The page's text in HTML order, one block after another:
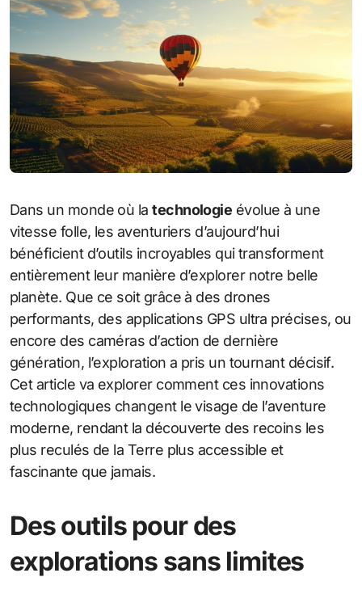
Dans un monde où latechnologie évolue à une
vitesse folle, les aventuriers d’aujourd’hui
bénéficient d’outils incroyables qui transforment
entièrement leur manière d’explorer notre belle
planète. Que ce soit grâce à des drones
performants, des applications GPS ultra précises, ou
encore des caméras d’action de dernière
génération, l’exploration a pris un tournant décisif.
Cet article va explorer comment ces innovations
technologiques changent le visage de l’aventure
moderne, rendant la découverte des recoins les
plus reculés de la Terre plus accessible et
fascinante que jamais.
Des outils pour des
explorations sans limites